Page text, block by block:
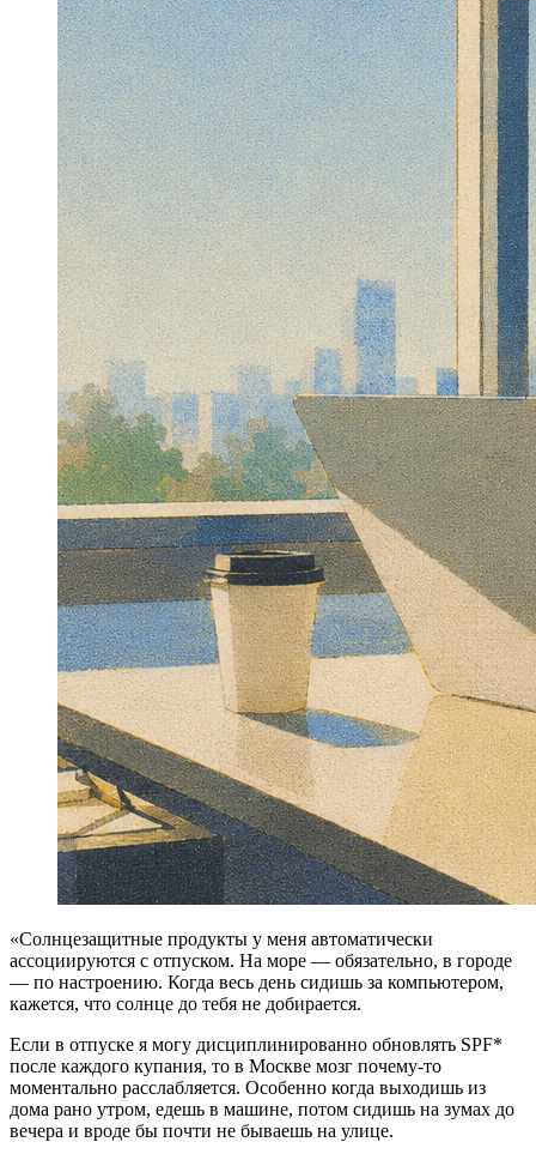
«Солнцезащитные продукты у меня автоматически
ассоциируются с отпуском. На море — обязательно, в городе
— по настроению. Когда весь день сидишь за компьютером,
кажется, что солнце до тебя не добирается.
Если в отпуске я могу дисциплинированно обновлять SPF*
после каждого купания, то в Москве мозг почему-то
моментально расслабляется. Особенно когда выходишь из
дома рано утром, едешь в машине, потом сидишь на зумах до
вечера и вроде бы почти не бываешь на улице.